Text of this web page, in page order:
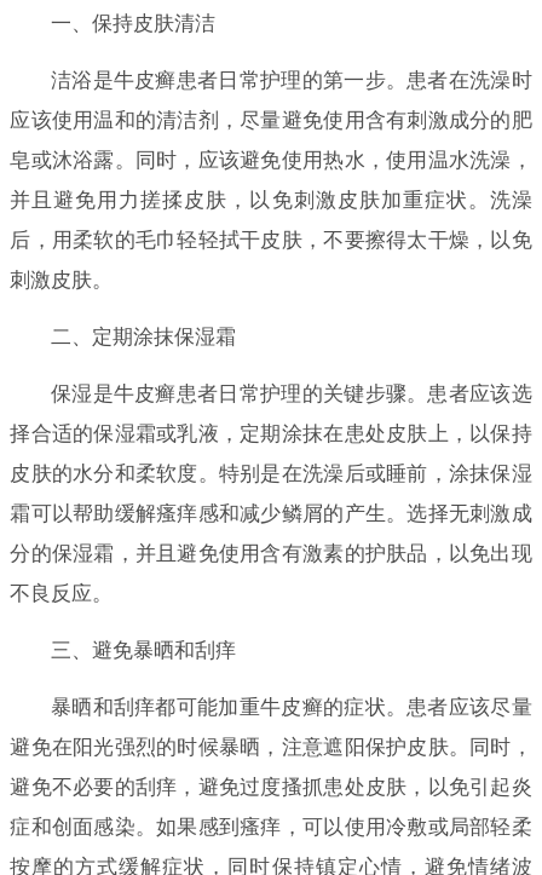
一、保持皮肤清洁
洁浴是牛皮癣患者日常护理的第一步。患者在洗澡时
应该使用温和的清洁剂，尽量避免使用含有刺激成分的肥
皂或沐浴露。同时，应该避免使用热水，使用温水洗澡，
并且避免用力搓揉皮肤，以免刺激皮肤加重症状。洗澡
后，用柔软的毛巾轻轻拭干皮肤，不要擦得太干燥，以免
刺激皮肤。
二、定期涂抹保湿霜
保湿是牛皮癣患者日常护理的关键步骤。患者应该选
择合适的保湿霜或乳液，定期涂抹在患处皮肤上，以保持
皮肤的水分和柔软度。特别是在洗澡后或睡前，涂抹保湿
霜可以帮助缓解瘙痒感和减少鳞屑的产生。选择无刺激成
分的保湿霜，并且避免使用含有激素的护肤品，以免出现
不良反应。
三、避免暴晒和刮痒
暴晒和刮痒都可能加重牛皮癣的症状。患者应该尽量
避免在阳光强烈的时候暴晒，注意遮阳保护皮肤。同时，
避免不必要的刮痒，避免过度搔抓患处皮肤，以免引起炎
症和创面感染。如果感到瘙痒，可以使用冷敷或局部轻柔
按摩的方式缓解症状，同时保持镇定心情，避免情绪波